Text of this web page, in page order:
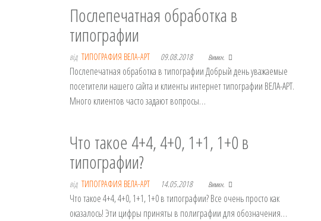
Послепечатная обработка в
типографии
від ТИПОГРАФИЯ ВЕЛА-АРТ 09.08.2018 Вимкн.
Послепечатная обработка в типографии Добрый день уважаемые
посетители нашего сайта и клиенты интернет типографии ВЕЛА-АРТ.
Много клиентов часто задают вопросы…
Что такое 4+4, 4+0, 1+1, 1+0 в
типографии?
від ТИПОГРАФИЯ ВЕЛА-АРТ 14.05.2018 Вимкн.
Что такое 4+4, 4+0, 1+1, 1+0 в типографии? Все очень просто как
оказалось! Эти цифры приняты в полиграфии для обозначения…